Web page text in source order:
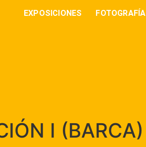
EXPOSICIONES FOTOGRAFÍA
I (BARCA)